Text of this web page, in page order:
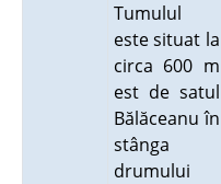
Tumulul
este situat la
circa 600 m
est de satul
Bălăceanu în
stânga
drumului